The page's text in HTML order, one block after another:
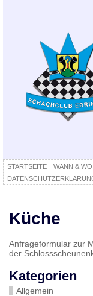
STARTSEITE WANN & WO
Küche
Anfrageformular zur
der
Kategorien
Allgemein